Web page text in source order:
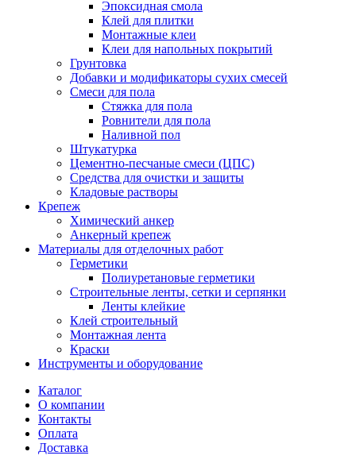
Эпоксидная смола
Клей для плитки
Монтажные клеи
Клеи для напольных покрытий
Грунтовка
Добавки и модификаторы сухих смесей
Смеси для пола
Стяжка для пола
Ровнители для пола
Наливной пол
Штукатурка
Цементно-песчаные смеси (ЦПС)
Средства для очистки и защиты
Кладовые растворы
Крепеж
Химический анкер
Анкерный крепеж
Материалы для отделочных работ
Герметики
Полиуретановые герметики
Строительные ленты, сетки и серпянки
Ленты клейкие
Клей строительный
Монтажная лента
Краски
Инструменты и оборудование
Каталог
О компании
Контакты
Оплата
Доставка